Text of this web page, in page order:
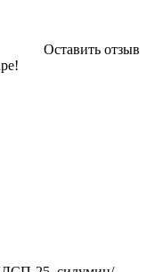
Оставить отзыв